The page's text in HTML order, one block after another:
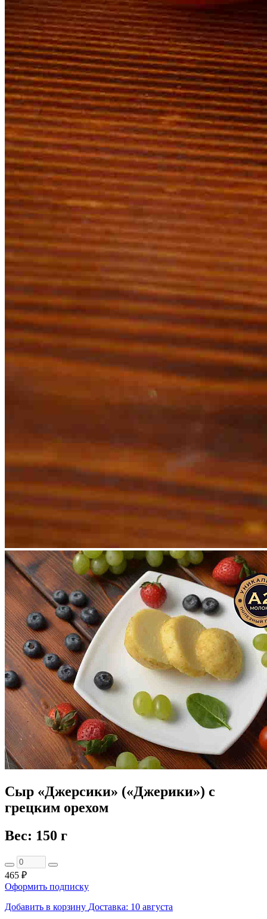
Сыр «Джерсики» («Джерики») с
грецким орехом
Вес: 150 г
465 ₽
Оформить подписку
Добавить в корзину Доставка: 10 августа